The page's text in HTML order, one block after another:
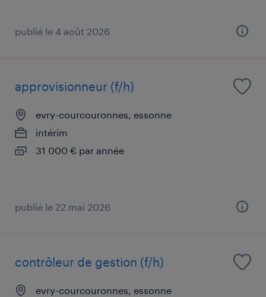
publié le 4 août 2026
approvisionneur (f/h)
evry-courcouronnes, essonne
intérim
31 000 € par année
publié le 22 mai 2026
contrôleur de gestion (f/h)
evry-courcouronnes, essonne